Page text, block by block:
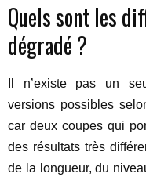
Quels sont les
dégradé ?
Il n’existe pas un
versions possibles
car deux coupes qui
des résultats très
de la longueur, du